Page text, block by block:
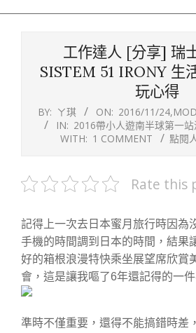
工作達人 [分享] 瑞
SISTEM 51 IRONY 生
玩心得
BY: ㄚ琪 ON: 2016/11/24
IN: 2016帶小人遊南半球第一站
WITH: 1 COMMENT 點閱
Rate this
記得上一次去日本蜜月旅行時因為
手機的時間調到日本的時間，結果
好的箱根浪漫特快乘坐展望席欣賞
會，這是讓我嘔了6年還記得的一件
準時不僅重要，還得不能搞錯時差